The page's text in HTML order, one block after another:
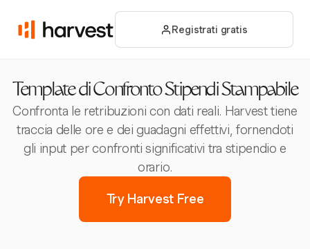
Registrati gratis
Template di Confronto Stipendi Stampabile
Confronta le retribuzioni con dati reali. Harvest tiene
traccia delle ore e dei guadagni effettivi, fornendoti
gli input per confronti significativi tra stipendio e
orario.
Try Harvest Free